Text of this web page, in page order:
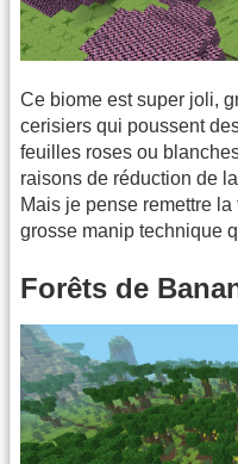
Ce biome est super joli,
cerisiers qui poussent
feuilles roses ou
raisons de réduction de
Mais je pense remettre
grosse manip technique
Forêts de